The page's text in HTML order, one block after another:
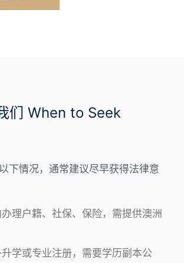
们 When to Seek
下情况，通常建议尽早获得法律意
理户籍、社保、保险，需提供澳洲
学或专业注册，需要学历副本公